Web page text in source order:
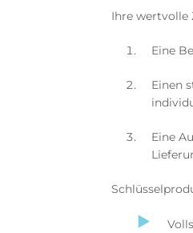
Ihre wertvolle
Eine
Einen
Eine